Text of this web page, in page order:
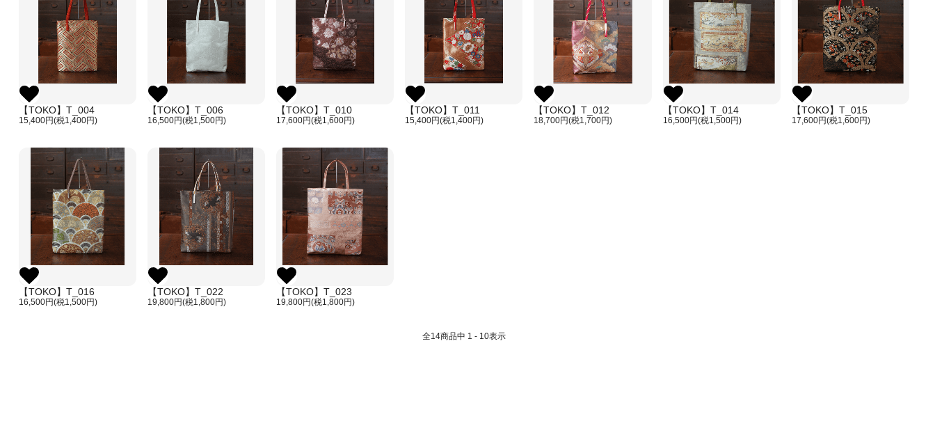
【TOKO】T_004
15,400円(税1,400円)
【TOKO】T_006
16,500円(税1,500円)
【TOKO】T_010
17,600円(税1,600円)
【TOKO】T_011
15,400円(税1,400円)
【TOKO】T_012
18,700円(税1,700円)
【TOKO】T_014
16,500円(税1,500円)
【TOKO】T_015
17,600円(税1,600円)
【TOKO】T_016
16,500円(税1,500円)
【TOKO】T_022
19,800円(税1,800円)
【TOKO】T_023
19,800円(税1,800円)
全14商品中 1 - 10表示